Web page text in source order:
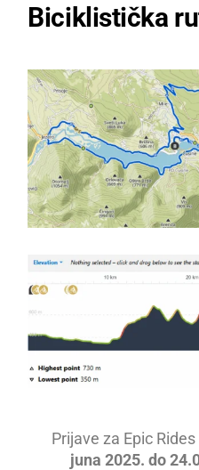
Biciklistička
Prijave za Epic
juna 2025. do